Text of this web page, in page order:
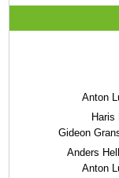
Anton
Haris
Gideon
Anders
Anton